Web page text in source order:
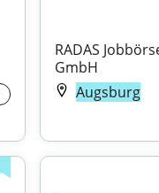
RADAS
GmbH
Augsburg